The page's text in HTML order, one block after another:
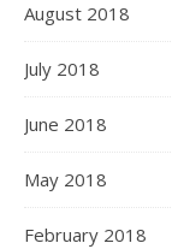
August 2018
July 2018
June 2018
May 2018
February 2018